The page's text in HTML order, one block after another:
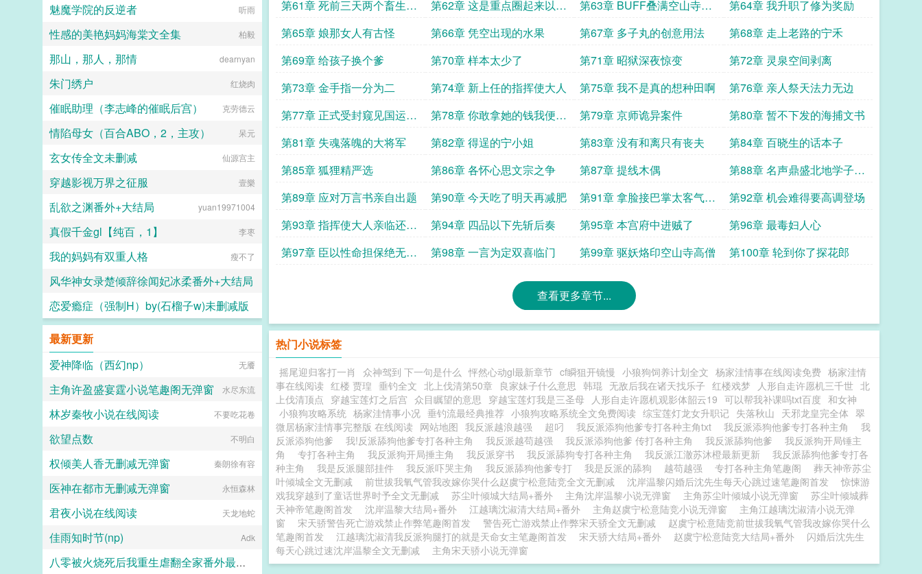
第61章 死前三天两个畜生的
手段
第62章 这是重点圈起来以后
要考
第63章 BUFF叠满空山寺的
妖僧
第64章 我升职了修为奖励
第65章 娘那女人有古怪
第66章 凭空出现的水果 第67章 多子丸的创意用法
第68章 走上老路的宁禾
第69章 给孩子换个爹
第70章 样本太少了 第71章 昭狱深夜惊变
第72章 灵泉空间剥离
第73章 金手指一分为二
第74章 新上任的指挥使大人 第75章 我不是真的想种田啊
第76章 亲人祭天法力无边
第77章 正式受封窥见国运修
行法门
第78章 你敢拿她的钱我便剁
了你的爪子
第79章 京师诡异案件
第80章 暂不下发的海捕文书
第81章 失魂落魄的大将军
第82章 得逞的宁小姐 第83章 没有和离只有丧夫
第84章 百晓生的话本子
第85章 狐狸精严选
第86章 各怀心思文宗之争 第87章 提线木偶
第88章 名声鼎盛北地学子联
名
第89章 应对万言书亲自出题 第90章 今天吃了明天再减肥
第91章 拿脸接巴掌太客气了
啦
第92章 机会难得要高调登场
第93章 指挥使大人亲临还不
接驾
第94章 四品以下先斩后奏 第95章 本宫府中进贼了
第96章 最毒妇人心
第97章 臣以性命担保绝无舞
第98章 一言为定双喜临门 第99章 驱妖烙印空山寺高僧 第100章 轮到你了探花郎
查看更多章节...
热门小说标签
摇尾迎归客打一肖 众神驾到 下一句是什么 怦然心动gl最新章节 cf瞬狙开镜慢 小狼狗饲养计划全文 杨家洼情事在线阅读免费 杨家洼情
事在线阅读 红楼 贾瑝 垂钓全文 北上伐清第50章 良家妹子什么意思 韩琨 无敌后我在诸天找乐子 红楼戏梦 人形自走许愿机三千世 北
上伐清顶点 穿越宝莲灯之后宫 众目瞩望的意思 穿越宝莲灯我是三圣母 人形自走许愿机观影体韶云19 可以帮我补课吗txt百度 和女神
小狼狗攻略系统 杨家洼情事小况 垂钓流最经典推荐 小狼狗攻略系统全文免费阅读 综宝莲灯龙女升职记 失落秋山 天邪龙皇完全体 翠
微居杨家洼情事完整版 在线阅读 网站地图 我反派越浪越强 超叼 我反派添狗他爹专打各种主角txt 我反派添狗他爹专打各种主角
我
反派添狗他爹
我!反派舔狗他爹专打各种主角 我反派越苟越强 我反派添狗他爹 传打各种主角 我反派舔狗他爹
我反派狗开局锤主
角
专打各种主角 我反派狗开局捶主角 我反派穿书 我反派舔狗专打各种主角 我反派江澈苏沐橙最新更新
我反派舔狗他爹专打各
种主角
我是反派腿部挂件 我反派吓哭主角 我反派舔狗他爹专打 我是反派的舔狗 越苟越强 专打各种主角笔趣阁
葬天神帝苏尘
叶倾城全文无删减
前世拔我氧气管我改嫁你哭什么赵虞宁松意陆竞全文无删减 沈岸温黎闪婚后沈先生每天心跳过速笔趣阁首发
惊悚游
戏我穿越到了童话世界时予全文无删减
苏尘叶倾城大结局+番外 主角沈岸温黎小说无弹窗 主角苏尘叶倾城小说无弹窗
苏尘叶倾城葬
天神帝笔趣阁首发
沈岸温黎大结局+番外 江越璃沈淑清大结局+番外 主角赵虞宁松意陆竞小说无弹窗
主角江越璃沈淑清小说无弹
窗
宋天骄警告死亡游戏禁止作弊笔趣阁首发 警告死亡游戏禁止作弊宋天骄全文无删减
赵虞宁松意陆竞前世拔我氧气管我改嫁你哭什么
笔趣阁首发
江越璃沈淑清我反派狗腿打的就是天命女主笔趣阁首发 宋天骄大结局+番外 赵虞宁松意陆竞大结局+番外
闪婚后沈先生
每天心跳过速沈岸温黎全文无删减
主角宋天骄小说无弹窗
小火龙
魅魔学院的反逆者 听雨
性感的美艳妈妈海棠文全集 柏毅
那山，那人，那情 dearnyan
朱门绣户 红烧肉
催眠助理（李志峰的催眠后宫） 克劳德云
情陷母女（百合ABO，2，主攻） 呆元
玄女传全文未删减 仙源宫主
穿越影视万界之征服 壹樂
乱欲之渊番外+大结局 yuan19971004
真假千金gl【纯百，1】 李枣
我的妈妈有双重人格 瘦不了
风华神女录楚倾辞徐闻妃冰柔番外+大结局
神鸟
恋爱瘾症（强制H）by(石榴子w)未删减版
最新更新
爱神降临（西幻np）
无餍
主角许盈盛宴霆小说笔趣阁无弹窗 水尽东流
林岁秦牧小说在线阅读 不要吃花卷
欲望点数 不明白
权倾美人香无删减无弹窗 秦朗徐有容
医神在都市无删减无弹窗 永恒森林
君夜小说在线阅读 天龙地蛇
佳雨知时节(np) Adk
八零被火烧死后我重生虐翻全家番外最新章节